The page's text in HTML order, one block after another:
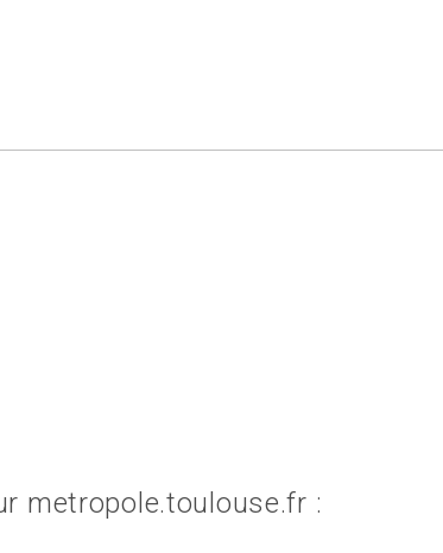
metropole.toulouse.fr :